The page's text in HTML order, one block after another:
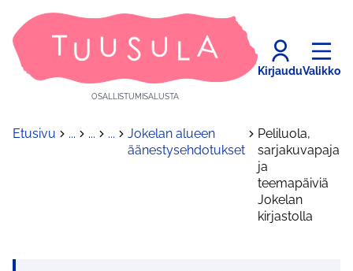
OSALLISTUMISALUSTA
KirjauduValikko
Etusivu ... ... ...
Jokelan alueen
äänestysehdotukset
Peliluola,
sarjakuvapaja
ja
teemapäiviä
Jokelan
kirjastolla